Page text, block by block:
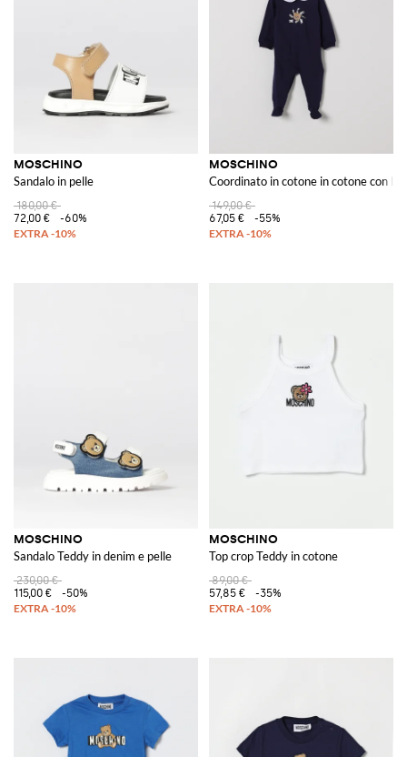
MOSCHINO
Sandalo in pelle
180,00 €
72,00 €
-60%
MOSCHINO
Coordinato in cotone in cotone con
149,00 €
67,05 €
-55%
MOSCHINO
Sandalo Teddy in denim e pelle
230,00 €
115,00 €
-50%
MOSCHINO
Top crop Teddy in cotone
89,00 €
57,85 €
-35%